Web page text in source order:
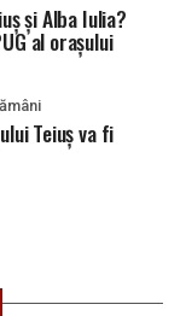
reținut după
reținut după
dispus reținerea
continuă sub
amenințare și
și Alba Iulia?
al orașului
Teiuș va fi